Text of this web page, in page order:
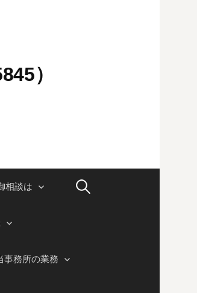
）
相談は
事務所の業務
検